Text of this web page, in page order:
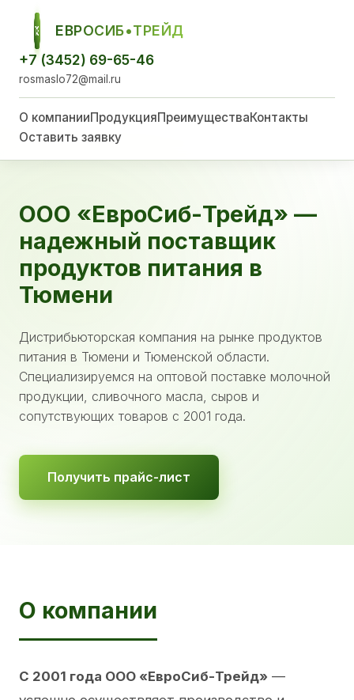
ЕСТ
ЕВРОСИБ•ТРЕЙД
+7 (3452) 69-65-46
rosmaslo72@mail.ru
О компанииПродукцияПреимуществаКонтакты
Оставить заявку
ООО «ЕвроСиб-Трейд» —
надежный поставщик
продуктов питания в
Тюмени
Дистрибьюторская компания на рынке продуктов
питания в Тюмени и Тюменской области.
Специализируемся на оптовой поставке молочной
продукции, сливочного масла, сыров и
сопутствующих товаров с 2001 года.
Получить прайс-лист
О компании
С 2001 года ООО «ЕвроСиб-Трейд» —